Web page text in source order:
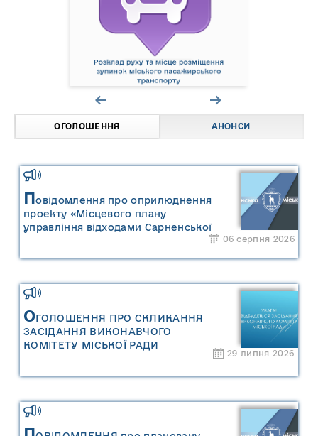
ОГОЛОШЕННЯ АНОНСИ
Повідомлення про оприлюднення
проекту «Місцевого плану
управління відходами Сарненської
міської територіальної громади» та
управління відходами Сарненської
міської територіальної громади»
06 серпня 2026
ОГОЛОШЕННЯ ПРО СКЛИКАННЯ
ЗАСІДАННЯ ВИКОНАВЧОГО
КОМІТЕТУ МІСЬКОЇ РАДИ
29 липня 2026